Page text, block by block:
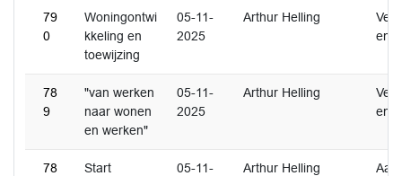
79
0
Woningontwi
kkeling en
toewijzing
05-11-
2025
Arthur Helling
en
78
9
"van werken
naar wonen
en werken"
05-11-
2025
Arthur Helling
en
78
Start
05-11-
Arthur Helling